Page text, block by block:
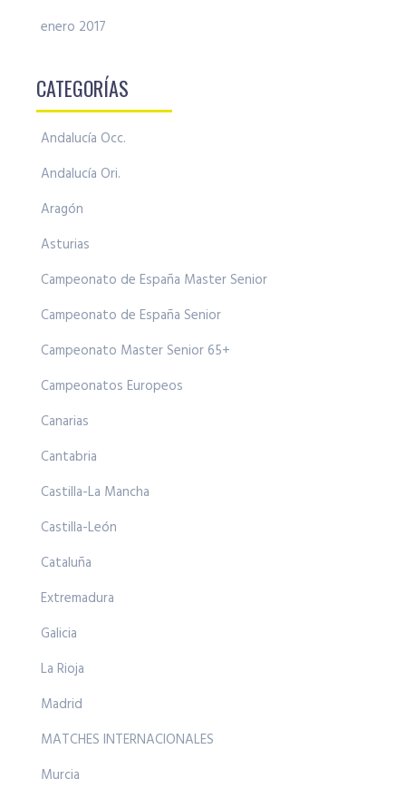
enero 2017
CATEGORÍAS
Andalucía Occ.
Andalucía Ori.
Aragón
Asturias
Campeonato de España Master Senior
Campeonato de España Senior
Campeonato Master Senior 65+
Campeonatos Europeos
Canarias
Cantabria
Castilla-La Mancha
Castilla-León
Cataluña
Extremadura
Galicia
La Rioja
Madrid
MATCHES INTERNACIONALES
Murcia